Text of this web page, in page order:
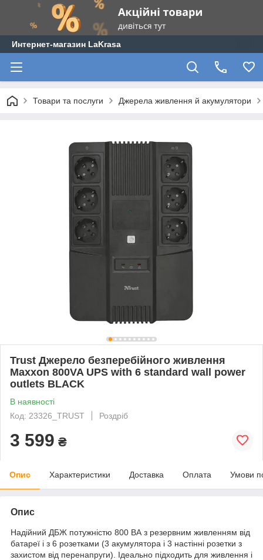
Интернет-магазин LaKrasa
Товари та послуги Джерела живлення й акумулятори
Trust Джерело безперебійного живлення
Maxxon 800VA UPS with 6 standard wall power
outlets BLACK
В наявності
Код: 23326_TRUST
Роздріб
3 599 ₴
Опис Характеристики Доставка Оплата Умови
Опис
Надійний ДБЖ потужністю 800 ВА з резервним живленням від
батареї і з 6 розетками (3 акумулятора і 3 настінні розетки з
захистом від перенапруги). Ідеально підходить для живлення і